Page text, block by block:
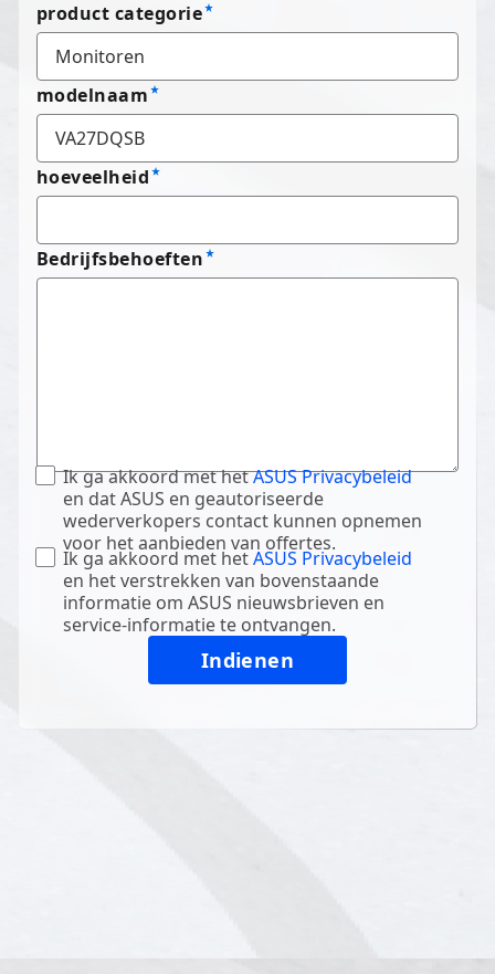
product categorie
modelnaam
hoeveelheid
Bedrijfsbehoeften
Ik ga akkoord met hetASUS Privacybeleid
en dat ASUS en geautoriseerde
wederverkopers contact kunnen opnemen
voor het aanbieden van offertes.
Ik ga akkoord met hetASUS Privacybeleid
en het verstrekken van bovenstaande
informatie om ASUS nieuwsbrieven en
service-informatie te ontvangen.